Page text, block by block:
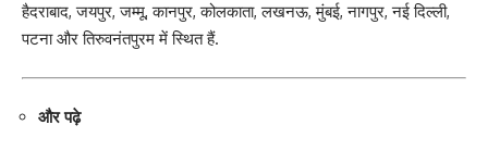
हैदराबाद, जयपुर, जम्मू, कानपुर, कोलकाता, लखनऊ, मुंबई, नागपुर, नई दिल्ली,
पटना और तिरुवनंतपुरम में स्थित हैं.
और पढ़े